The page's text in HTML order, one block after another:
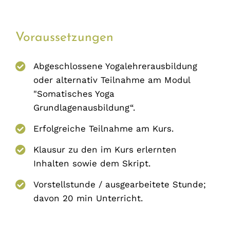
Voraussetzungen
Abgeschlossene Yogalehrerausbildung
oder alternativ Teilnahme am Modul
"Somatisches Yoga
Grundlagenausbildung“.
Erfolgreiche Teilnahme am Kurs.
Klausur zu den im Kurs erlernten
Inhalten sowie dem Skript.
Vorstellstunde / ausgearbeitete Stunde;
davon 20 min Unterricht.